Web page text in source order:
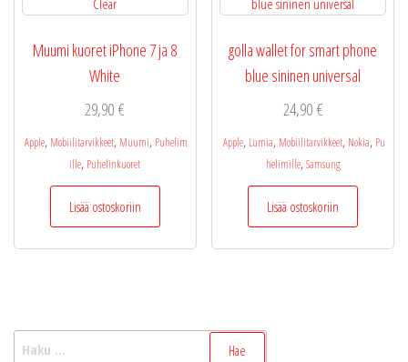
Muumi kuoret iPhone 7 ja 8
White
29,90€
Apple, Mobiilitarvikkeet, Muumi, Puhelim
ille, Puhelinkuoret
Lisää ostoskoriin
golla wallet for smart phone
blue sininen universal
24,90 €
Apple, Lumia, Mobiilitarvikkeet, Nokia, Pu
helimille, Samsung
Lisää ostoskoriin
Haku: